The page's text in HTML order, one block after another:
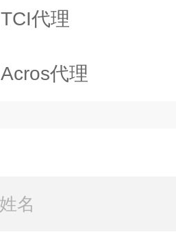
TCI代理
Acros代理